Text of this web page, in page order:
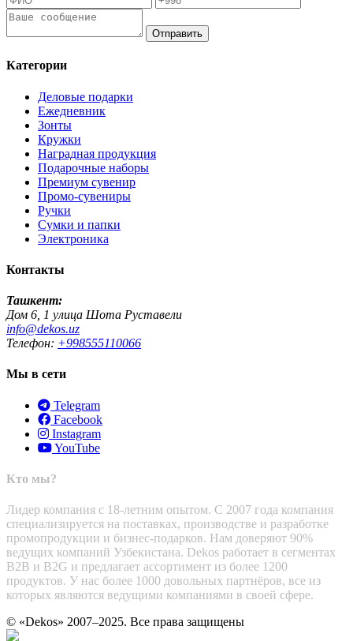
Отправить
Категории
Деловые подарки
Ежедневник
Зонты
Кружки
Наградная продукция
Подарочные наборы
Премиум сувенир
Промо-сувениры
Ручки
Сумки и папки
Электроника
Контакты
Ташкент:
Дом 6, 1 улица Шота Руставели
info@dekos.uz
Телефон: +998555110066
Мы в сети
Telegram
Facebook
Instagram
YouTube
Кто мы?
Лидер компания с 18-летним опытом. С 2007 года компания
специализируется на поставках, производстве и разработке
промопродукции и бизнес-подарков. Нам доверяют 90%
ведущих компаний Узбекистана. Dekos работает в сегментах
B2B и B2G и предлагает ассортимент из более 1200
продуктов. У нас более 1000 довольных партнёров, все из
которых являются ведущими компаниями в своей сфере.
© «Dekos» 2007–2025. Все права защищены